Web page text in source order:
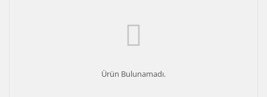
Ürün Bulunamadı.